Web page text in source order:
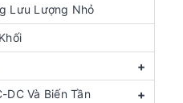
Lưu Lượng Nhỏ
+
DC Và Biến Tần +